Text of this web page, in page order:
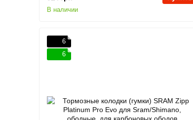
В наличии
6
6